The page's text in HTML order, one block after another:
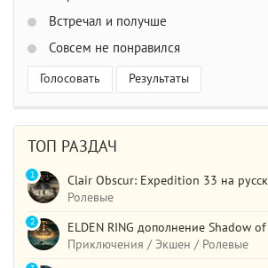
Встречал и получше
Совсем не понравился
Голосовать Результаты
ТОП РАЗДАЧ
Clair Obscur: Expedition 33 на
Ролевые
1
ELDEN RING дополнение Shadow
Приключения / Экшен / Ролевые
2